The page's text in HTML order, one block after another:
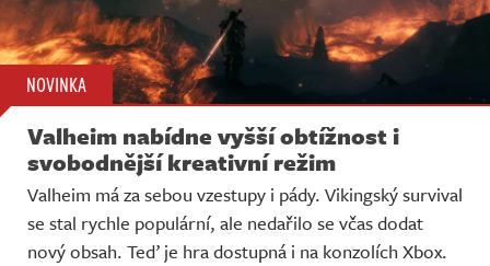
NOVINKA
Valheim nabídne vyšší obtížnost i
svobodnější kreativní režim
Valheim má za sebou vzestupy i pády. Vikingský survival
se stal rychle populární, ale nedařilo se včas dodat
nový obsah. Teď je hra dostupná i na konzolích Xbox.